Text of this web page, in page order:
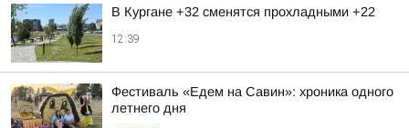
В Кургане +32 сменятся прохладными +22
12:39
Фестиваль «Едем на Савин»: хроника одного
летнего дня